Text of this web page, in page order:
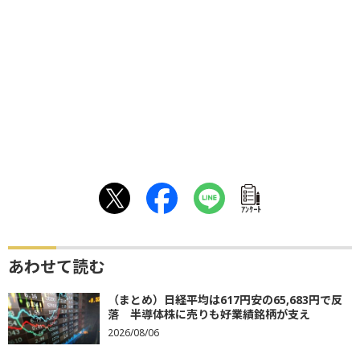
ｱﾝｹｰﾄ
あわせて読む
（まとめ）日経平均は617円安の65,683円で反
落 半導体株に売りも好業績銘柄が支え
2026/08/06